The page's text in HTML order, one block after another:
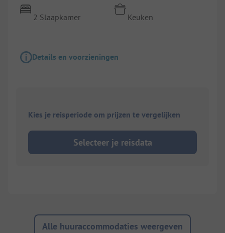
2 Slaapkamer Keuken
Details en voorzieningen
Kies je reisperiode om prijzen te vergelijken
Selecteer je reisdata
Alle huuraccommodaties weergeven